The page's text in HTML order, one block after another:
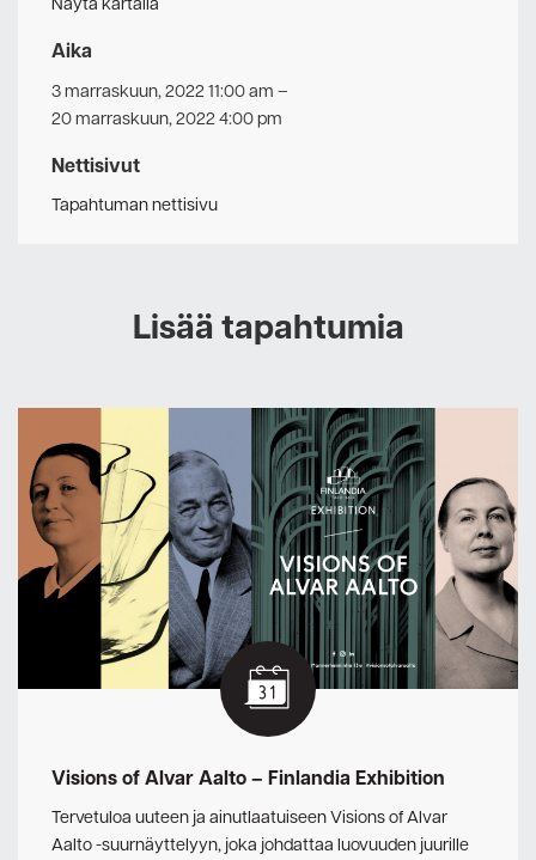
Näytä kartalla
Aika
3 marraskuun, 2022 11:00 am –
20 marraskuun, 2022 4:00 pm
Nettisivut
Tapahtuman nettisivu
Lisää tapahtumia
Visions of Alvar Aalto – Finlandia Exhibition
Tervetuloa uuteen ja ainutlaatuiseen Visions of Alvar
Aalto -suurnäyttelyyn, joka johdattaa luovuuden juurille